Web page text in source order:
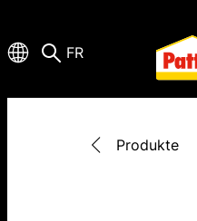
FR
Produkte